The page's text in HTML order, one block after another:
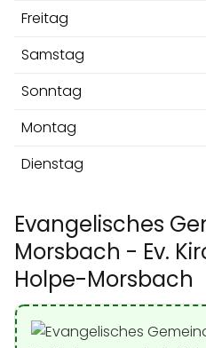
Freitag
Samstag
Sonntag
Montag
Dienstag
Evangelisches
Morsbach - Ev.
Holpe-Morsbach